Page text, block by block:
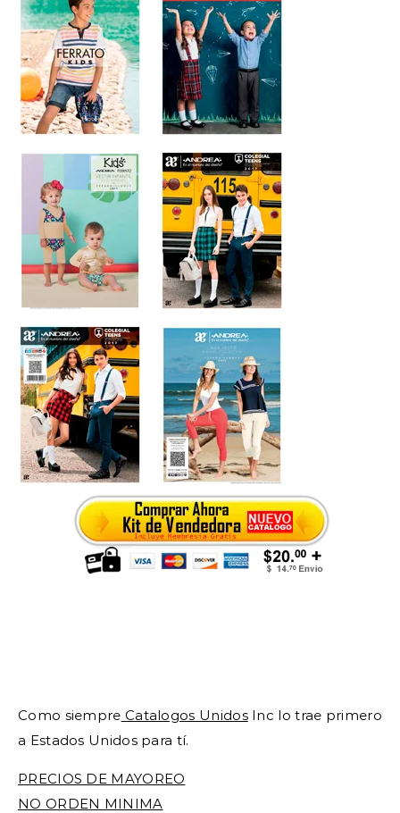
Como siempre Catalogos UnidosInc lo trae primero
a Estados Unidos para tí.
PRECIOS DE MAYOREO
NO ORDEN MINIMA